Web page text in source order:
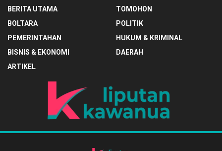
BERITA UTAMA
TOMOHON
BOLTARA
POLITIK
PEMERINTAHAN
HUKUM & KRIMINAL
BISNIS & EKONOMI
DAERAH
ARTIKEL